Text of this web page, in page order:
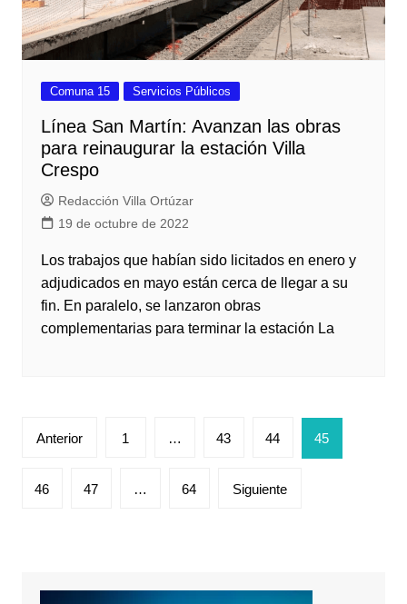
Comuna 15 Servicios Públicos
Línea San Martín: Avanzan las obras
para reinaugurar la estación Villa
Crespo
Redacción Villa Ortúzar
19 de octubre de 2022
Los trabajos que habían sido licitados en enero y
adjudicados en mayo están cerca de llegar a su
fin. En paralelo, se lanzaron obras
complementarias para terminar la estación La
Paginación
entradas
Anterior 1 … 43 44 45
46 47 … 64 Siguiente